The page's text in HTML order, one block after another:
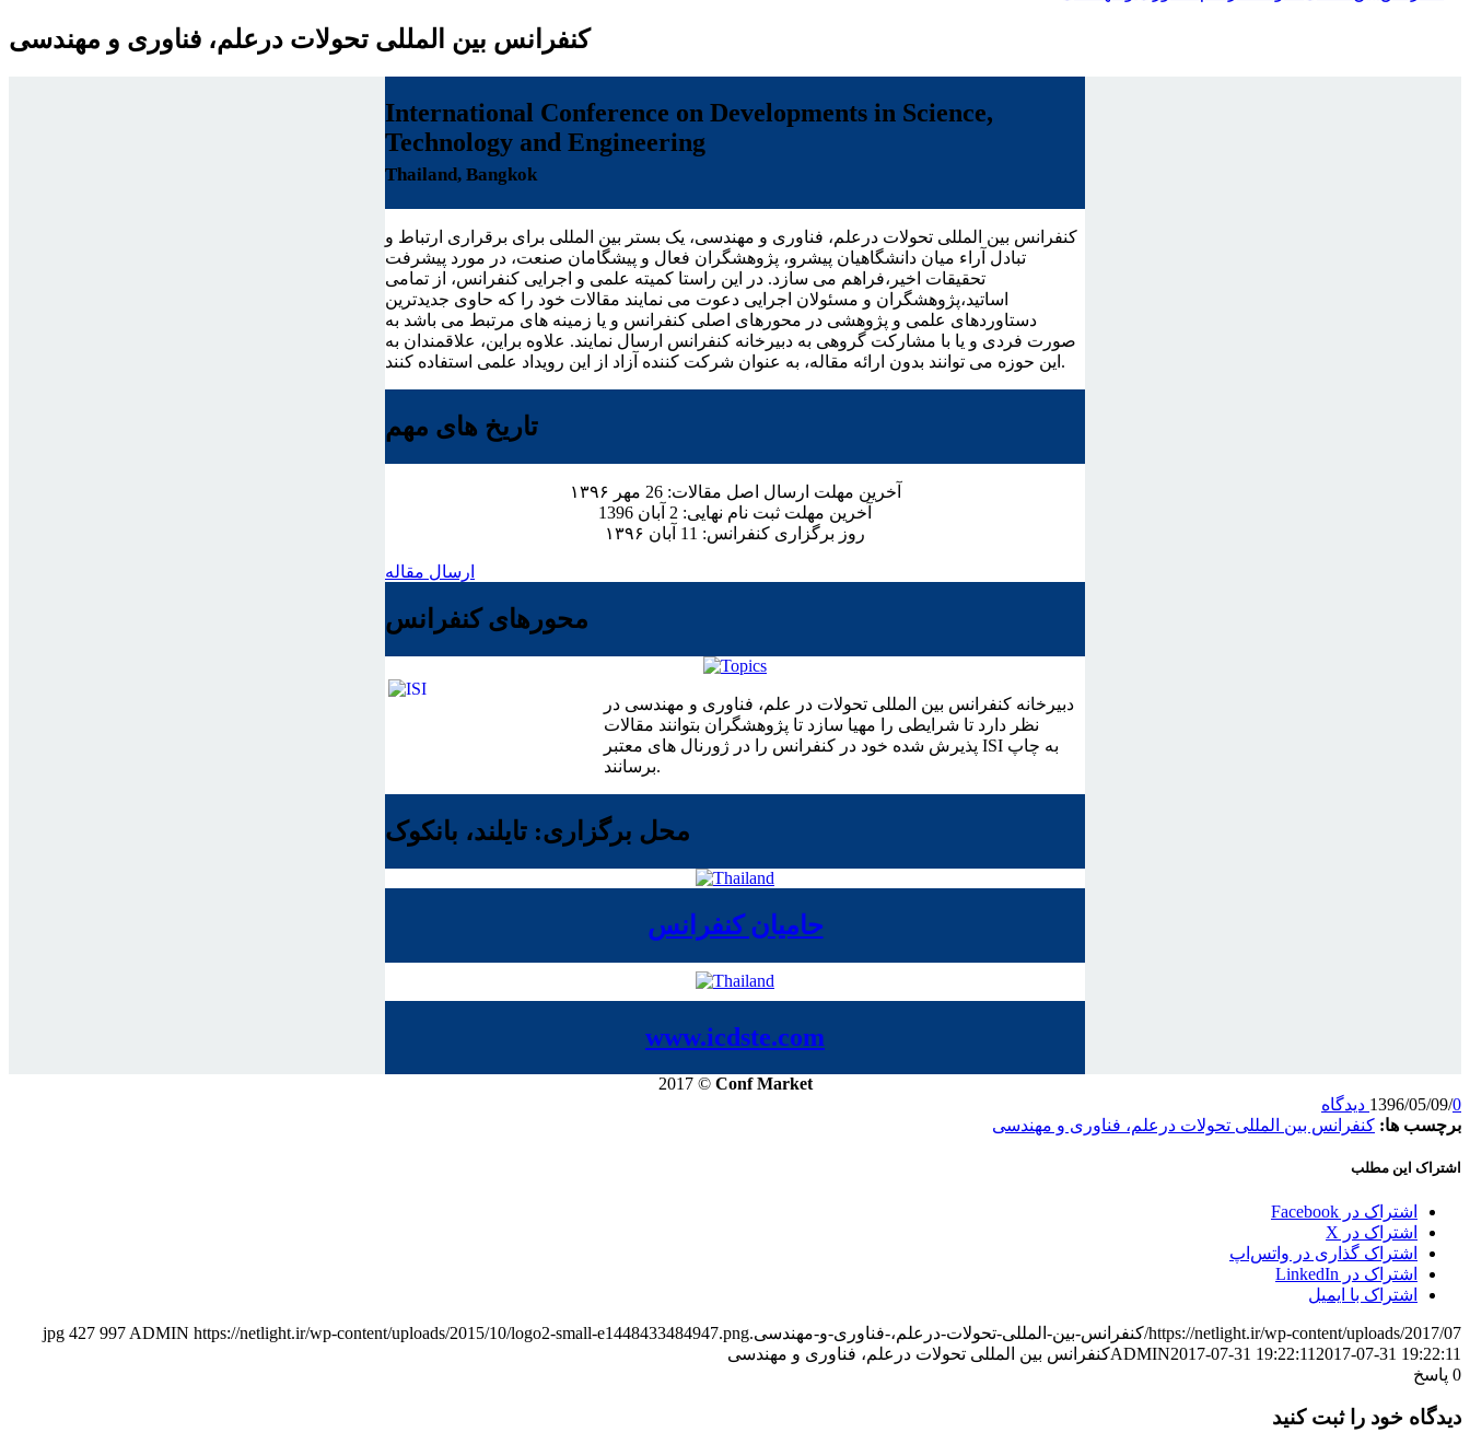
کنفرانس بین المللی تحولات درعلم، فناوری و مهندسی
International Conference on Developments in Science,
Technology and Engineering
Thailand, Bangkok
کنفرانس بین المللی تحولات درعلم، فناوری و مهندسی، یک بستر بین المللی برای برقراری ارتباط و
تبادل آراء میان دانشگاهیان پیشرو، پژوهشگران فعال و پیشگامان صنعت، در مورد پیشرفت
تحقیقات اخیر،فراهم می سازد. در این راستا کمیته علمی و اجرایی کنفرانس، از تمامی
اساتید،پژوهشگران و مسئولان اجرایی دعوت می نمایند مقالات خود را که حاوی جدیدترین
دستاوردهای علمی و پژوهشی در محورهای اصلی کنفرانس و یا زمینه های مرتبط می باشد به
صورت فردی و یا با مشارکت گروهی به دبیرخانه کنفرانس ارسال نمایند. علاوه براین، علاقمندان به
این حوزه می توانند بدون ارائه مقاله، به عنوان شرکت کننده آزاد از این رویداد علمی استفاده کنند.
تاریخ های مهم
آخرین مهلت ارسال اصل مقالات: 26 مهر ۱۳۹۶
آخرین مهلت ثبت نام نهایی: 2 آبان 1396
روز برگزاری کنفرانس: 11 آبان ۱۳۹۶
ارسال مقاله
محورهای کنفرانس
دبیرخانه کنفرانس بین المللی تحولات در علم، فناوری و مهندسی در
نظر دارد تا شرایطی را مهیا سازد تا پژوهشگران بتوانند مقالات
پذیرش شده خود در کنفرانس را در ژورنال های معتبر ISI به چاپ
برسانند.
محل برگزاری: تایلند، بانکوک
حامیان کنفرانس
www.icdste.com
2017 © Conf Market
1396/05/09/0 دیدگاه
برچسب ها: کنفرانس بین المللی تحولات درعلم، فناوری و مهندسی
اشتراک این مطلب
اشتراک در Facebook
اشتراک در X
اشتراک گذاری در واتس‌اپ
اشتراک در LinkedIn
اشتراک با ایمیل
https://netlight.ir/wp-content/uploads/2017/07/کنفرانس-بین-المللی-تحولات-درعلم،-فناوری-و-مهندسی.jpg 427 997 ADMIN https://netlight.ir/wp-content/uploads/2015/10/logo2-small-e1448433484947.png
ADMIN2017-07-31 19:22:11 2017-07-31 19:22:11
کنفرانس بین المللی تحولات درعلم، فناوری و مهندسی
0 پاسخ
دیدگاه خود را ثبت کنید